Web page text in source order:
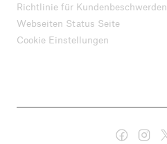
Richtlinie für Kundenbeschwerden
Webseiten Status Seite
Cookie Einstellungen